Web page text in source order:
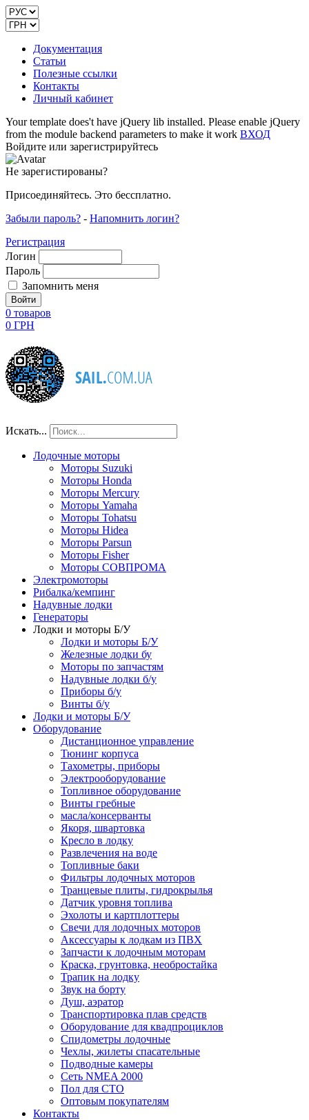
Документация
Статьи
Полезные ссылки
Контакты
Личный кабинет
Your template does't have jQuery lib installed. Please enable jQuery
from the module backend parameters to make it work ВХОД
Войдите или зарегистрируйтесь
Не зарегистированы?
Присоединяйтесь. Это бессплатно.
Забыли пароль? - Напомнить логин?
Регистрация
Логин
Пароль
Запомнить меня
0 товаров
0 ГРН
Искать...
Лодочные моторы
Моторы Suzuki
Моторы Honda
Моторы Mercury
Моторы Yamaha
Моторы Tohatsu
Моторы Hidea
Моторы Parsun
Моторы Fisher
Моторы СОВПРОМА
Электромоторы
Рибалка/кемпинг
Надувные лодки
Генераторы
Лодки и моторы Б/У
Лодки и моторы Б/У
Железные лодки бу
Моторы по запчастям
Надувные лодки б/у
Приборы б/у
Винты б/у
Лодки и моторы Б/У
Оборудование
Дистанционное управление
Тюнинг корпуса
Тахометры, приборы
Электрооборудование
Топливное оборудование
Винты гребные
масла/консерванты
Якоря, швартовка
Кресло в лодку
Развлечения на воде
Топливные баки
Фильтры лодочных моторов
Транцевые плиты, гидрокрылья
Датчик уровня топлива
Эхолоты и картплоттеры
Cвечи для лодочных моторов
Аксессуары к лодкам из ПВХ
Запчасти к лодочным моторам
Краска, грунтовка, необростайка
Трапик на лодку
Звук на борту
Душ, аэратор
Транспортировка плав средств
Оборудование для квадпроциклов
Спидометры лодочные
Чехлы, жилеты спасательные
Подводные камеры
Сеть NMEA 2000
Пол для СТО
Оптовым покупателям
Контакты